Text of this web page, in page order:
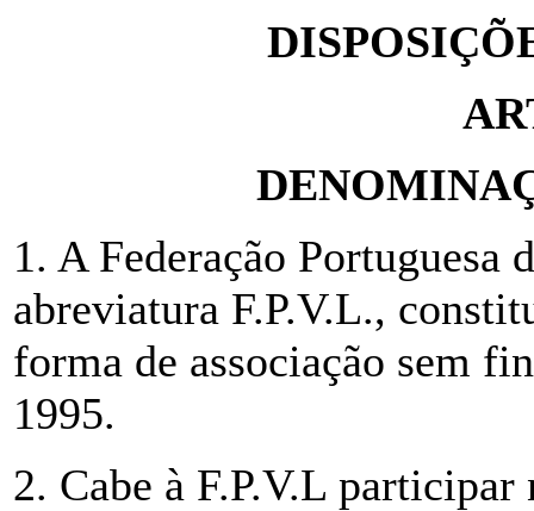
1. A Federação Portuguesa
abreviatura F.P.V.L.,
forma de associação sem
1995.
2. Cabe à F.P.V.L